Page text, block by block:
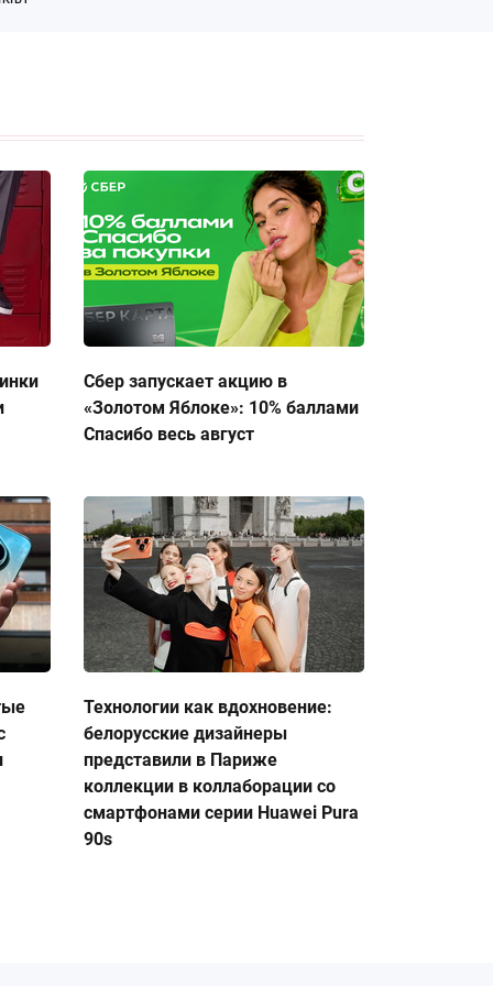
Сбер запускает акцию в
«Золотом Яблоке»: 10% баллами
Спасибо весь август
Технологии как вдохновение:
белорусские дизайнеры
представили в Париже
коллекции в коллаборации со
смартфонами серии Huawei Pura
90s